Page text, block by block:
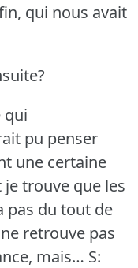
qui nous avait
qui
pu penser
une certaine
trouve que les
pas du tout de
retrouve pas
mais… S: